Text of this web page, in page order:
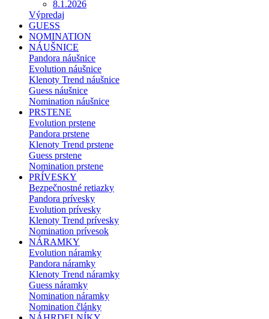
8.1.2026
Výpredaj
GUESS
NOMINATION
NÁUŠNICE
Pandora náušnice
Evolution náušnice
Klenoty Trend náušnice
Guess náušnice
Nomination náušnice
PRSTENE
Evolution prstene
Pandora prstene
Klenoty Trend prstene
Guess prstene
Nomination prstene
PRÍVESKY
Bezpečnostné retiazky
Pandora prívesky
Evolution prívesky
Klenoty Trend prívesky
Nomination prívesok
NÁRAMKY
Evolution náramky
Pandora náramky
Klenoty Trend náramky
Guess náramky
Nomination náramky
Nomination články